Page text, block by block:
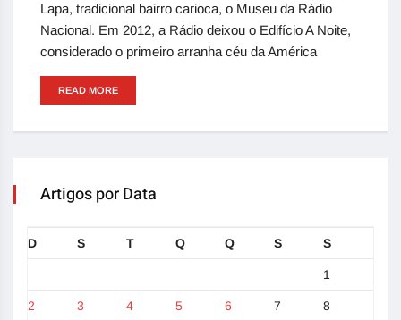
Lapa, tradicional bairro carioca, o Museu da Rádio
Nacional. Em 2012, a Rádio deixou o Edifício A Noite,
considerado o primeiro arranha céu da América
READ MORE
Artigos por Data
D S T Q Q S S
1
2 3 4 5 6 7 8